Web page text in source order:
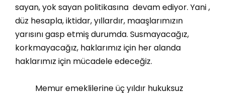
sayan, yok sayan politikasına devam ediyor. Yani ,
düz hesapla, iktidar, yıllardır, maaşlarımızın
yarısını gasp etmiş durumda. Susmayacağız,
korkmayacağız, haklarımız için her alanda
haklarımız için mücadele edeceğiz.
Memur emeklilerine üç yıldır hukuksuz